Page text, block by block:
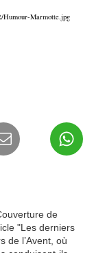
Humour-Marmotte.jpg